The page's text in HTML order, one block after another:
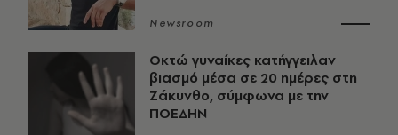
Newsroom
Οκτώ γυναίκες κατήγγειλαν
βιασμό μέσα σε 20 ημέρες στη
Ζάκυνθο, σύμφωνα με την
ΠΟΕΔΗΝ